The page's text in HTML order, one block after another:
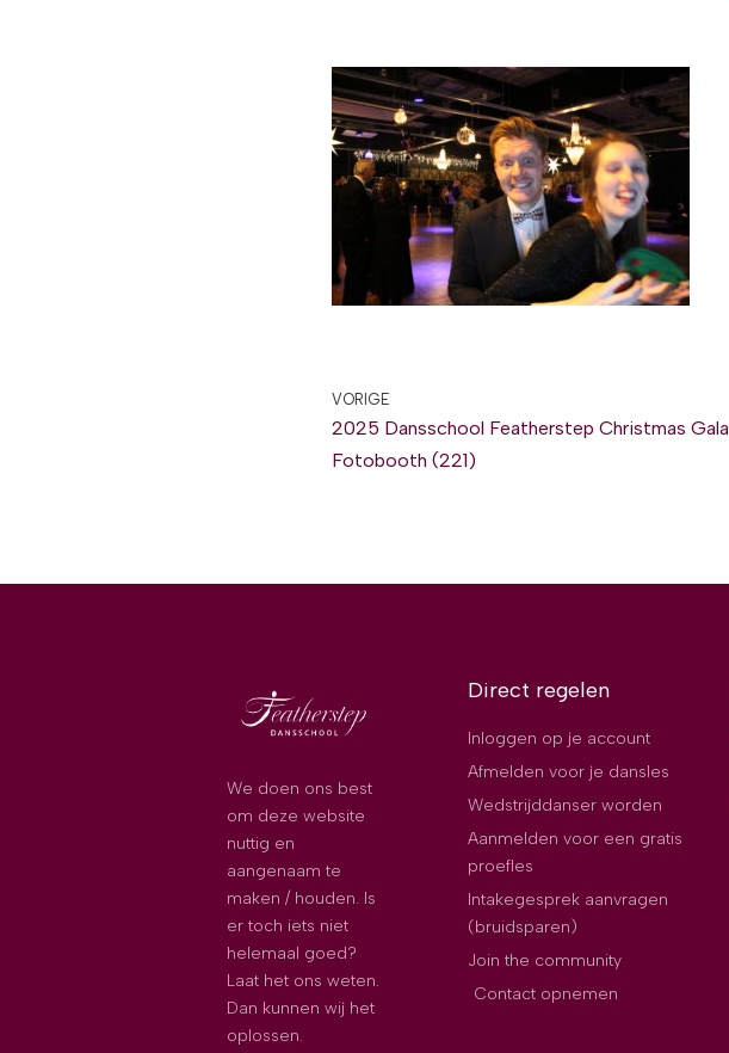
VORIGE
2025 Dansschool Featherstep Christmas Gala
Fotobooth (221)
We doen ons best
om deze website
nuttig en
aangenaam te
maken / houden. Is
er toch iets niet
helemaal goed?
Laat het ons weten.
Dan kunnen wij het
oplossen.
Direct regelen
Inloggen op je account
Afmelden voor je dansles
Wedstrijddanser worden
Aanmelden voor een gratis
proefles
Intakegesprek aanvragen
(bruidsparen)
Join the community
Contact opnemen